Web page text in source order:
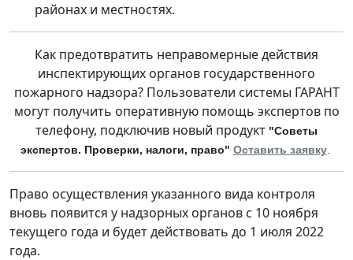
районах и местностях.
Как предотвратить неправомерные действия
инспектирующих органов государственного
пожарного надзора? Пользователи системы ГАРАНТ
могут получить оперативную помощь экспертов по
телефону, подключив новый продукт "Советы
экспертов. Проверки, налоги, право" Оставить заявку.
Право осуществления указанного вида контроля
вновь появится у надзорных органов с 10 ноября
текущего года и будет действовать до 1 июля 2022
года.